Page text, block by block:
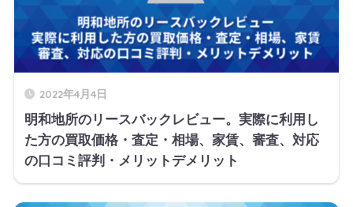
2022年4月4日
明和地所のリースバックレビュー。実際に利用し
た方の買取価格・査定・相場、家賃、審査、対応
の口コミ評判・メリットデメリット